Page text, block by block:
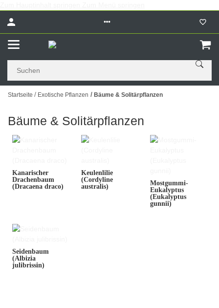
Startseite Exotische Pflanzen Bäume & Solitärpflanzen
Bäume & Solitärpflanzen
Kanarischer
Drachenbaum
(Dracaena draco)
Keulenlilie
(Cordyline
australis)
Mostgummi-
Eukalyptus
(Eukalyptus
gunnii)
Seidenbaum
(Albizia
julibrissin)